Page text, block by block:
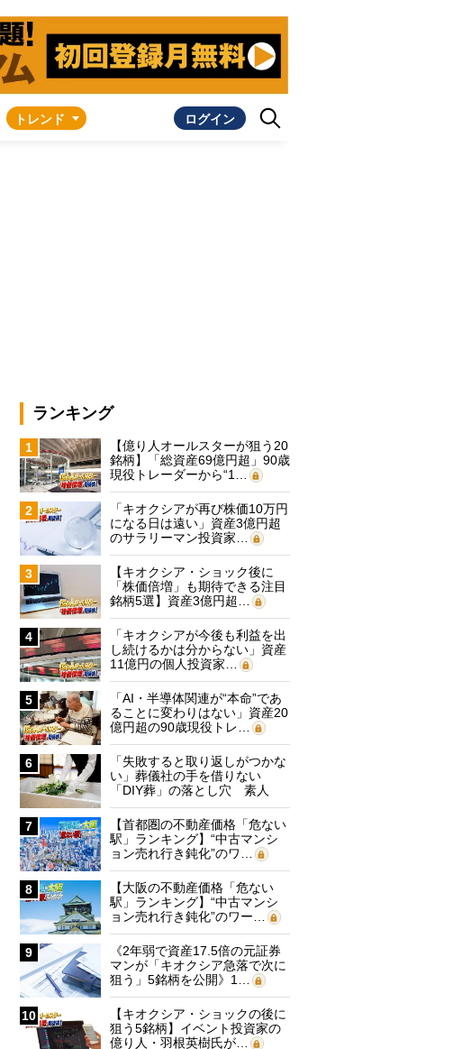
トレンド ログイン
ランキング
1
【億り人オールスターが狙う20
銘柄】「総資産69億円超」90歳
現役トレーダーから“1…
2
「キオクシアが再び株価10万円
になる日は遠い」資産3億円超
のサラリーマン投資家…
3
【キオクシア・ショック後に
「株価倍増」も期待できる注目
銘柄5選】資産3億円超…
4
「キオクシアが今後も利益を出
し続けるかは分からない」資産
11億円の個人投資家…
5
「AI・半導体関連が“本命”であ
ることに変わりはない」資産20
億円超の90歳現役トレ…
6
「失敗すると取り返しがつかな
い」葬儀社の手を借りない
「DIY葬」の落とし穴 素人
に…
7
【首都圏の不動産価格「危ない
駅」ランキング】“中古マンシ
ョン売れ行き鈍化”のワ…
8
【大阪の不動産価格「危ない
駅」ランキング】“中古マンシ
ョン売れ行き鈍化”のワー…
9
《2年弱で資産17.5倍の元証券
マンが「キオクシア急落で次に
狙う」5銘柄を公開》1…
10
【キオクシア・ショックの後に
狙う5銘柄】イベント投資家の
億り人・羽根英樹氏が…